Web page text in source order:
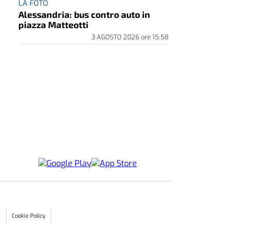
LA FOTO
Alessandria: bus contro auto in
piazza Matteotti
3 AGOSTO 2026ore 15:58
Cookie Policy